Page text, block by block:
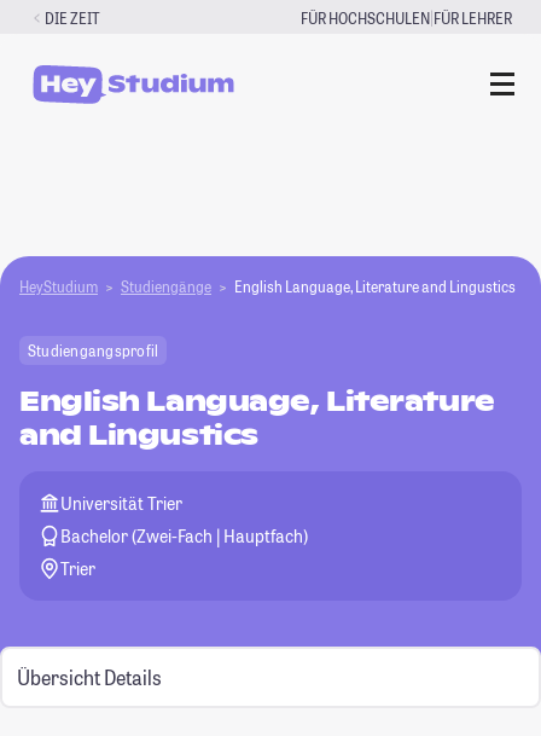
Zum
springen
DIE ZEIT FÜR HOCHSCHULEN|FÜR LEHRER
HeyStudium Studiengänge English Language, Literature and Lingustics
Studiengangsprofil
English Language, Literature
and Lingustics
Universität Trier
Bachelor (Zwei-Fach | Hauptfach)
Trier
Übersicht Details